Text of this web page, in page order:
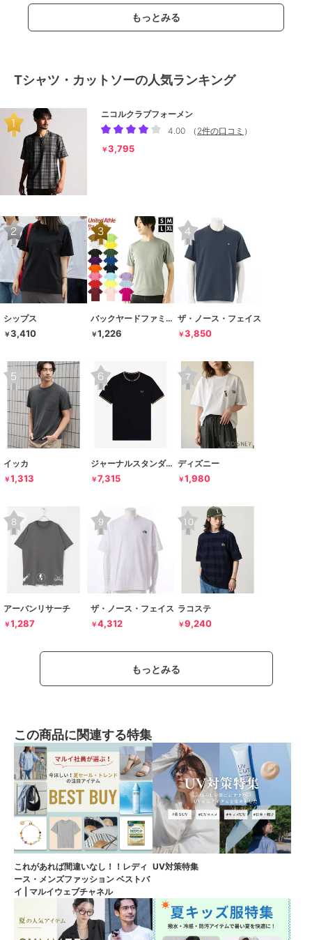
もっとみる
Tシャツ・カットソーの人気ランキング
ニコルクラブフォーメン
4.00
（ 2件の口コミ ）
￥3,795
シップス
￥3,410
バックヤードファミリー
￥1,226
ザ・ノース・フェイス
￥3,850
イッカ
￥1,313
ジャーナルスタンダード レリューム
￥7,315
ディズニー
￥1,980
アーバンリサーチ
￥1,287
ザ・ノース・フェイス
￥4,312
ラコステ
￥9,240
もっとみる
この商品に関連する特集
これがあれば間違いなし！！レディ
ース・メンズファッション ベストバ
イ | マルイウェブチャネル
UV対策特集